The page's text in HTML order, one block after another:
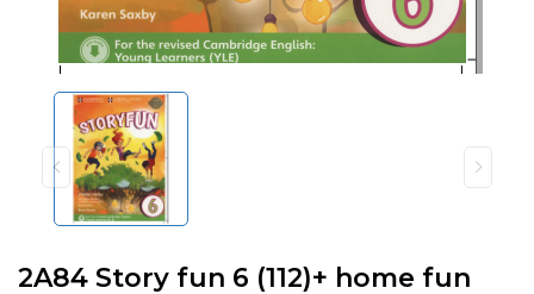
2A84 Story fun 6 (112)+ home fun